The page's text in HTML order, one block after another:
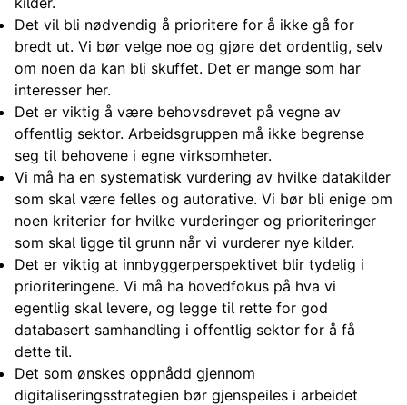
Det vil bli nødvendig å prioritere for å ikke gå for
bredt ut. Vi bør velge noe og gjøre det ordentlig, selv
om noen da kan bli skuffet. Det er mange som har
interesser her.
Det er viktig å være behovsdrevet på vegne av
offentlig sektor. Arbeidsgruppen må ikke begrense
seg til behovene i egne virksomheter.
Vi må ha en systematisk vurdering av hvilke datakilder
som skal være felles og autorative. Vi bør bli enige om
noen kriterier for hvilke vurderinger og prioriteringer
som skal ligge til grunn når vi vurderer nye kilder.
Det er viktig at innbyggerperspektivet blir tydelig i
prioriteringene. Vi må ha hovedfokus på hva vi
egentlig skal levere, og legge til rette for god
databasert samhandling i offentlig sektor for å få
dette til.
Det som ønskes oppnådd gjennom
digitaliseringsstrategien bør gjenspeiles i arbeidet